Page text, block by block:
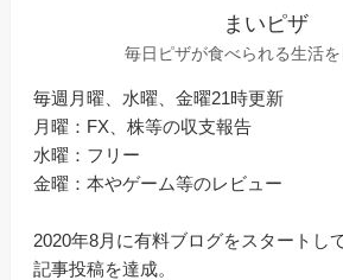
まいピザ
毎日ピザが食べられる生活
毎週月曜、水曜、金曜21時更新
月曜：FX、株等の収支報告
水曜：フリー
金曜：本やゲーム等のレビュー
2020年8月に有料ブログをスタートし
記事投稿を達成。